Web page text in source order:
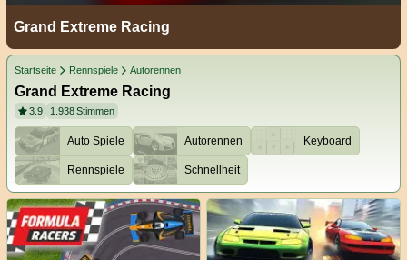
Grand Extreme Racing
Startseite Rennspiele Autorennen
Grand Extreme Racing
3.9 1.938Stimmen
Auto Spiele Autorennen Keyboard
Rennspiele Schnellheit